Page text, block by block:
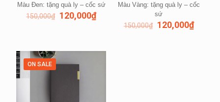
Màu Đen: tặng quà ly – cốc sứ
150,000₫ 120,000₫
Màu Vàng: tặng quà ly – cốc
sứ
150,000₫ 120,000₫
ON SALE